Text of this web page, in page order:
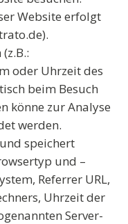
Website erfolgt
oder Uhrzeit des
beim Besuch
könne zur Analyse
werden.
speichert
und –
Referrer URL,
Uhrzeit der
Server-